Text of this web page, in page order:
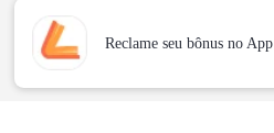
Reclame seu bônus no App